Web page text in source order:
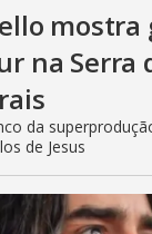
mostra
na Serra
da
de Jesus